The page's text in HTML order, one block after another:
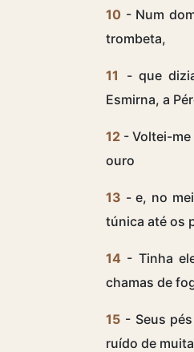
10 - Num
trombeta,
11
- que
Esmirna, a
12 - Voltei-
ouro
13 - e, no
túnica até os
14 - Tinha
chamas de
15 - Seus
ruído de